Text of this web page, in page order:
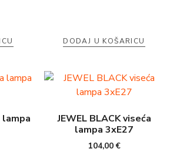
DODAJ U KOŠARICU
lampa
JEWEL BLACK viseća
lampa 3xE27
104,00€